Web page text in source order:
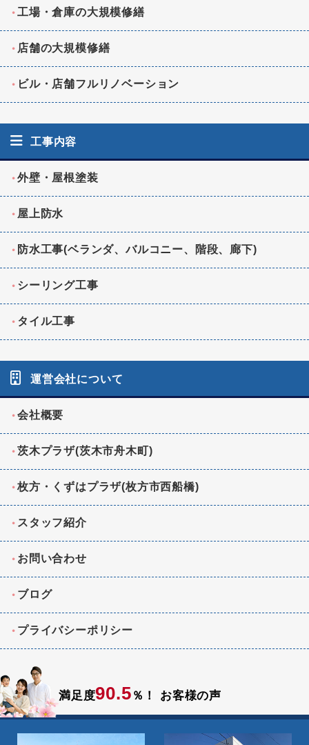
工場・倉庫の大規模修繕
店舗の大規模修繕
ビル・店舗フルリノベーション
工事内容
外壁・屋根塗装
屋上防水
防水工事(ベランダ、バルコニー、階段、廊下)
シーリング工事
タイル工事
運営会社について
会社概要
茨木プラザ(茨木市舟木町)
枚方・くずはプラザ(枚方市西船橋)
スタッフ紹介
お問い合わせ
ブログ
プライバシーポリシー
満足度90.5 ％！ お客様の声